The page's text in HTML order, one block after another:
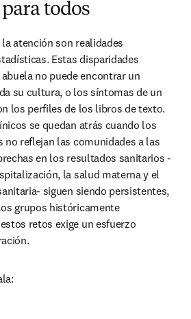
todos
atención son realidades
Estas disparidades
no puede encontrar un
su cultura, o los síntomas de un
los perfiles de los libros de texto.
se quedan atrás cuando los
no reflejan las comunidades a las
en los resultados sanitarios -
la salud materna y el
siguen siendo persistentes,
grupos históricamente
retos exige un esfuerzo